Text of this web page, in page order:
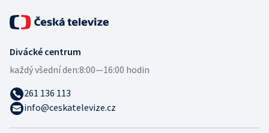
Divácké centrum
každý všední den:8:00—16:00 hodin
261 136 113
info@ceskatelevize.cz